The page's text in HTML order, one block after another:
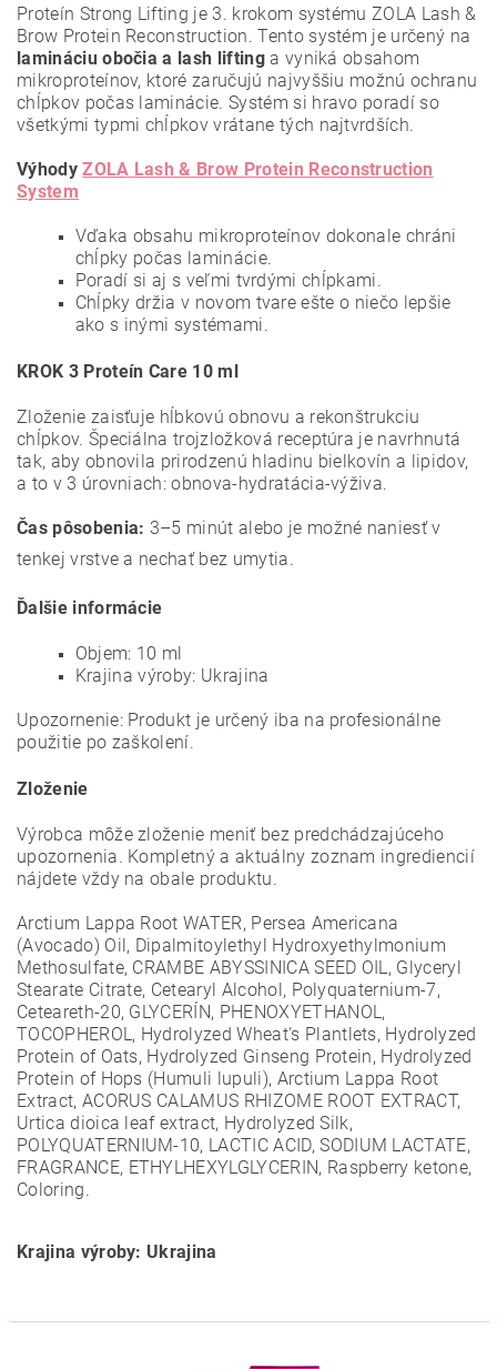
Proteín Strong Lifting je 3. krokom systému ZOLA Lash &
Brow Protein Reconstruction. Tento systém je určený na
lamináciu obočia a lash liftinga vyniká obsahom
mikroproteínov, ktoré zaručujú najvyššiu možnú ochranu
chĺpkov počas laminácie. Systém si hravo poradí so
všetkými typmi chĺpkov vrátane tých najtvrdších.
VýhodyZOLA Lash & Brow Protein Reconstruction
System
Vďaka obsahu mikroproteínov dokonale chráni
chĺpky počas laminácie.
Poradí si aj s veľmi tvrdými chĺpkami.
Chĺpky držia v novom tvare ešte o niečo lepšie
ako s inými systémami.
KROK 3 Proteín Care 10 ml
Zloženie zaisťuje hĺbkovú obnovu a rekonštrukciu
chĺpkov. Špeciálna trojzložková receptúra je navrhnutá
tak, aby obnovila prirodzenú hladinu bielkovín a lipidov,
a to v 3 úrovniach: obnova-hydratácia-výživa.
Čas pôsobenia: 3–5 minút alebo je možné naniesť v
tenkej vrstve a nechať bez umytia.
Ďalšie informácie
Objem: 10 ml
Krajina výroby: Ukrajina
Upozornenie: Produkt je určený iba na profesionálne
použitie po zaškolení.
Zloženie
Výrobca môže zloženie meniť bez predchádzajúceho
upozornenia. Kompletný a aktuálny zoznam ingrediencií
nájdete vždy na obale produktu.
Arctium Lappa Root WATER, Persea Americana
(Avocado) Oil, Dipalmitoylethyl Hydroxyethylmonium
Methosulfate, CRAMBE ABYSSINICA SEED OIL, Glyceryl
Stearate Citrate, Cetearyl Alcohol, Polyquaternium-7,
Ceteareth-20, GLYCERÍN, PHENOXYETHANOL,
TOCOPHEROL, Hydrolyzed Wheat's Plantlets, Hydrolyzed
Protein of Oats, Hydrolyzed Ginseng Protein, Hydrolyzed
Protein of Hops (Humuli lupuli), Arctium Lappa Root
Extract, ACORUS CALAMUS RHIZOME ROOT EXTRACT,
Urtica dioica leaf extract, Hydrolyzed Silk,
POLYQUATERNIUM-10, LACTIC ACID, SODIUM LACTATE,
FRAGRANCE, ETHYLHEXYLGLYCERIN, Raspberry ketone,
Coloring.
Krajina výroby: Ukrajina